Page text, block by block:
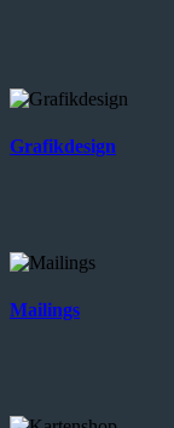
Grafikdesign
Mailings